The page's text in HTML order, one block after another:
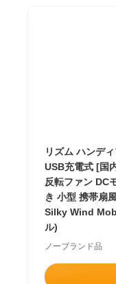
リズム ハンデ
USB充電式 [国
反転ファン DC
き 小型 携帯扇
Silky Wind
ル)
ノーブランド品